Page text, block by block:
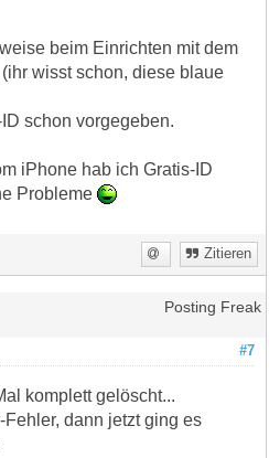
beim Einrichten mit dem
wisst schon, diese blaue
schon vorgegeben.
iPhone hab ich Gratis-ID
Probleme
Zitieren
Posting Freak
#7
komplett gelöscht...
dann jetzt ging es